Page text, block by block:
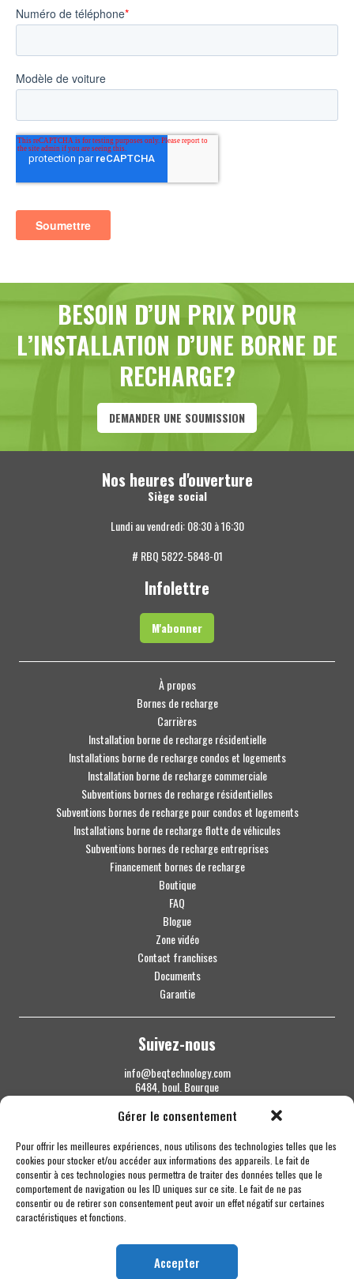
Gérer le consentement
Pour offrir les meilleures expériences, nous utilisons des technologies telles que les
cookies pour stocker et/ou accéder aux informations des appareils. Le fait de
consentir à ces technologies nous permettra de traiter des données telles que le
comportement de navigation ou les ID uniques sur ce site. Le fait de ne pas
consentir ou de retirer son consentement peut avoir un effet négatif sur certaines
caractéristiques et fonctions.
Accepter
BESOIN D’UN PRIX POUR
L’INSTALLATION D’UNE BORNE DE
RECHARGE?
DEMANDER UNE SOUMISSION
Nos heures d'ouverture
Siège social
Lundi au vendredi: 08:30 à 16:30
# RBQ 5822-5848-01
Infolettre
M'abonner
À propos
Bornes de recharge
Carrières
Installation borne de recharge résidentielle
Installations borne de recharge condos et logements
Installation borne de recharge commerciale
Subventions bornes de recharge résidentielles
Subventions bornes de recharge pour condos et logements
Installations borne de recharge flotte de véhicules
Subventions bornes de recharge entreprises
Financement bornes de recharge
Boutique
FAQ
Blogue
Zone vidéo
Contact franchises
Documents
Garantie
Suivez-nous
info@beqtechnology.com
6484, boul. Bourque
Sherbrooke QC J1N 1H3
1 844 427-7800